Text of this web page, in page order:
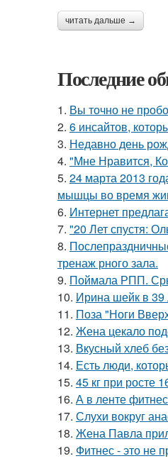
читать дальше →
Последние
1. Вы точно не
2. 6 инсайтов,
3. Недавно день
4. "Мне Нравится,
5. 24 марта 2013
мышцы во время
6. Интернет
7. "20 Лет спустя:
8.
тренаж рного зала.
9. Поймала РПП.
10. Ирина шейк в 39
11. Поза "Ноги
12. Жена цекало
13. Вкусный хлеб
14. Есть люди,
15. 45 кг при росте
16. А в ленте
17. Слухи вокруг
18. Жена Павла
19. Фитнес - это не